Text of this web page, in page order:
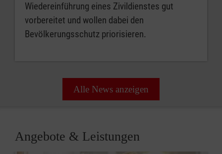
Wiedereinführung eines Zivildienstes gut
vorbereitet und wollen dabei den
Bevölkerungsschutz priorisieren.
Alle News anzeigen
Angebote & Leistungen